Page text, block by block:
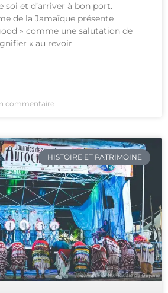
soi et d’arriver à bon port.
de la Jamaïque présente
» comme une salutation de
« au revoir
commentaire
HISTOIRE ET PATRIMOINE